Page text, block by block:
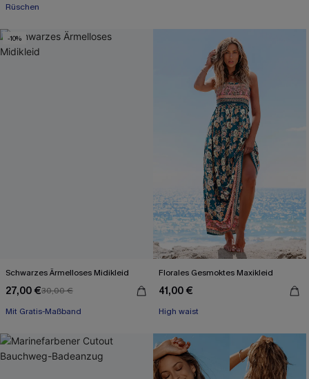
Rüschen
-10%
Schwarzes Ärmelloses Midikleid
27,00 €30,00 €
Mit Gratis-Maßband
High waist
Florales Gesmoktes Maxikleid
41,00 €
High waist